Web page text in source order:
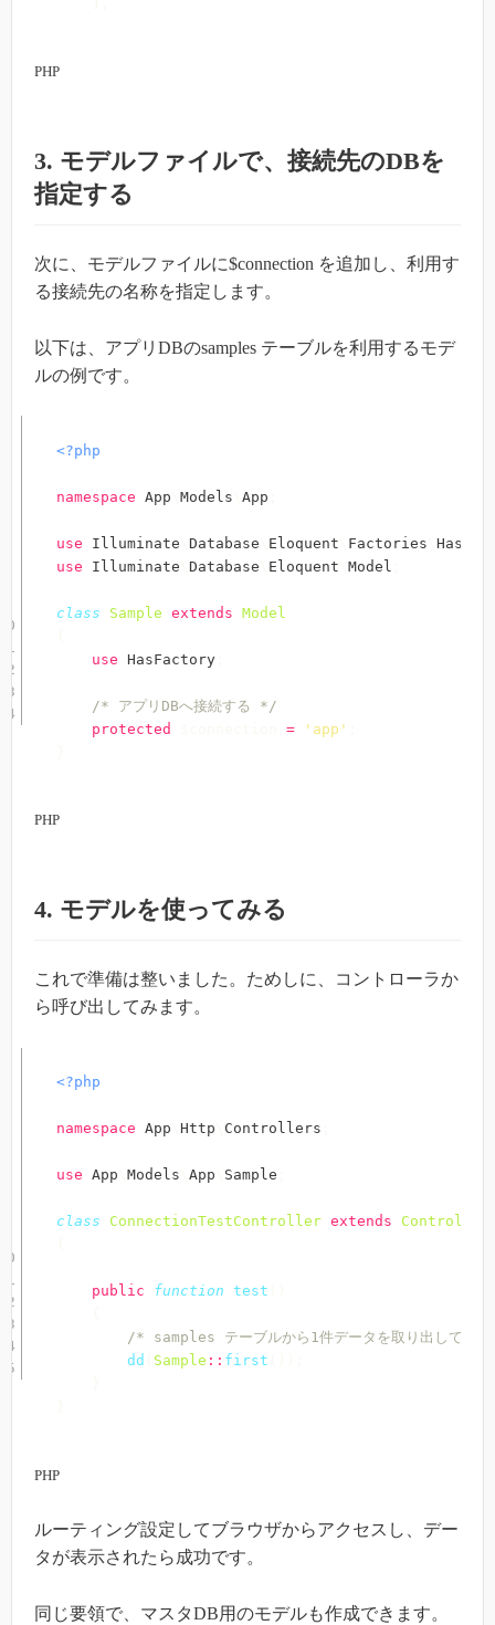
PHP
3. モデルファイルで、接続先のDBを
指定する
次に、モデルファイルに$connection を追加し、利用す
る接続先の名称を指定します。
以下は、アプリDBのsamples テーブルを利用するモデ
ルの例です。
<?php
namespace App Models App
use Illuminate Database Eloquent Factories
use
Illuminate Database Eloquent Model
class Sample extends Model
use HasFactory
/* アプリDBへ接続する */
protected
= 'app'
PHP
4. モデルを使ってみる
これで準備は整いました。ためしに、コントローラか
ら呼び出してみます。
<?php
namespace App Http Controllers
use App Models App Sample
class ConnectionTestController extends
Controller
public function test
/* samples テーブルから1件データを取り出してみ
dd
Sample :: first
PHP
ルーティング設定してブラウザからアクセスし、デー
タが表示されたら成功です。
同じ要領で、マスタDB用のモデルも作成できます。